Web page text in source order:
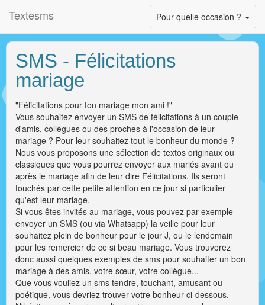
Toggle
navigation
Pour quelle occasion ?
Textesms
SMS - Félicitations
mariage
"Félicitations pour ton mariage mon ami !"
Vous souhaitez envoyer un SMS de félicitations à un couple
d'amis, collègues ou des proches à l'occasion de leur
mariage ? Pour leur souhaitez tout le bonheur du monde ?
Nous vous proposons une sélection de textos originaux ou
classiques que vous pourrez envoyer aux mariés avant ou
après le mariage afin de leur dire Félicitations. Ils seront
touchés par cette petite attention en ce jour si particulier
qu'est leur mariage.
Si vous êtes invités au mariage, vous pouvez par exemple
envoyer un SMS (ou via Whatsapp) la veille pour leur
souhaitez plein de bonheur pour le jour J, ou le lendemain
pour les remercier de ce si beau mariage. Vous trouverez
donc aussi quelques exemples de sms pour souhaiter un bon
mariage à des amis, votre sœur, votre collègue...
Que vous vouliez un sms tendre, touchant, amusant ou
poétique, vous devriez trouver votre bonheur ci-dessous.